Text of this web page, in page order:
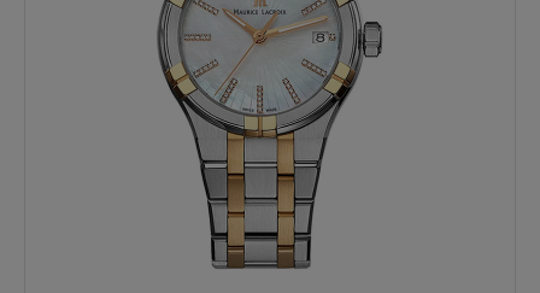
PRESENTKORT